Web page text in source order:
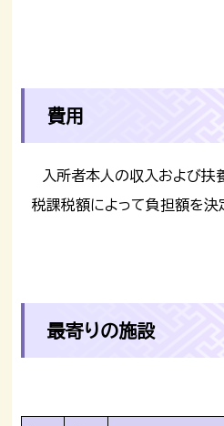
費用
入所者本人の収入および扶
税課税額によって負担額を決
最寄りの施設